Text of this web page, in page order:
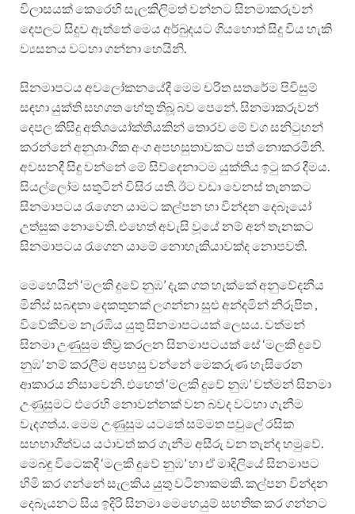
විලාසයක් කෙරෙහි සැලකිලිමත් වන්නට සිනමාකරුවන්
දෙපලට සිදුව ඇත්තේ මෙය අර්බුදයට ගියහොත් සිදු විය හැකි
ව්‍යසනය වටහා ගන්නා හෙයිනි.
සිනමාපටය අවලෝකනයේදී මෙම චරිත සතරේම පිවිසුම්
සඳහා යුක්ති සහගත හේතු තිබූ බව පෙනේ. සිනමාකරුවන්
දෙපල කිසිදු අතිශයෝක්තියකින් තොරව මේ වග සනිටුහන්
කරන්නේ අනුශාංගික අංග අපහසුතාවකට පත් නොකරමිනි.
අවසනදී සිදු වන්නේ මේ සිව්දෙනාටම යුක්තිය ඉටු කර දීමය.
සියල්ලෝම සතුටින් විසිර යති. ඊට වඩා වෙනස් තැනකට
සිනමාපටය රැගෙන යාමට කල්පන හා වින්දන දෙබෑයෝ
උත්සුක නොවෙති. එහෙත් අවැසි වූයේ නම් අන් තැනකට
සිනමාපටය රැගෙන යාමේ නොහැකියාවක්ද නොපවතී.
මෙහෙයින් ‘මලකි දුවේ නුඹ’ දැක ගත හැක්කේ අනුවේදනීය
මිනිස් සබඳතා දෙකතුනක් ලගන්නා සුළු අන්දමින් නිරූපිත ,
විවේකීවම නැරඹිය යුතු සිනමාපටයක් ලෙසය. වත්මන්
සිනමා උණුසුම තීව්‍ර කරලන සිනමාපටයක් සේ ‘මලකි දුවේ
නුඹ’ නම් කරලීම අපහසු වන්නේ මෙකරුණ හැසිරෙන
ආකාරය නිසාවෙනි. එහෙත් ‘මලකි දුවේ නුඹ’ වත්මන් සිනමා
උණුසුමට එරෙහි නොවන්නක් වන බවද වටහා ගැනීම
වැදගත්ය. මෙම උණුසුම යටතේ සම්මත පවුලේ රසික
සහභාගීත්වය යථාවත් කර ගැනීම අසීරු වන තැන්ද හමුවේ.
මෙබඳු විටෙකදී ‘මලකි දුවේ නුඹ’ හා ඒ මාදිලියේ සිනමාපට
හිමි කර ගන්නේ සැලකිය යුතු වටිනාකමකි. කල්පන වින්දන
දෙබෑයනට සිය ඉදිරි සිනමා මෙහෙයුම් සහතික කර ගන්නට